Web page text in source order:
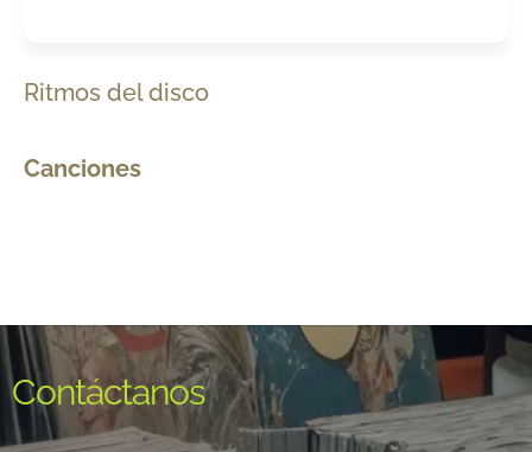
Ritmos del disco
Canciones
Contáctanos